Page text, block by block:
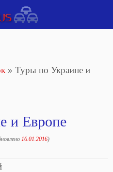
» Туры по Украине и
и Европе
16.01.2016)